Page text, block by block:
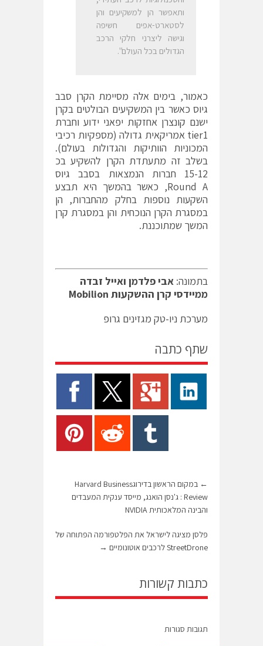
ותאפשר הן למשקיעים והן
לסטארט-אפים חשיפה
וגישה ליצרני חלקי הרכב
הגדולים בכל העולם".
כאמור, בימים אלה מסיימת הקרן סבב
גיוס כאשר בין המשקיעים הבולטים בקרן
ישנם קונצרן אחזקות יפאני ידוע וחברת
tier1 אמריקאית גדולה (מספקיות רכיבי
המכוניות הוותיקות והגדולות בעולם).
בשלב זה מתעתדת הקרן להשקיע בכ
15-12 חברות הנמצאות בסבב גיוס
Round A, כאשר בהמשך היא תבצע
השקעות נוספות בחלק מהחברות, הן
במסגרת הקרן הנוכחית והן במסגרת קרן
המשך שמתוכננת.
בתמונה: אבי פלדמן ואייל זבדה
ממיידסי קרן ההשקעות Mobilion
מערכת ניו-טק מגזינים גרופ
שתף כתבה
←
במקום הראשון בדירוגHarvard Business
Review : ג'נסן הואנג, מייסד ענקית המעבדים
והבינה המלאכותית NVIDIA
פלסן מציגה לישראל את הפלטפורמה הפתוחה של
StreetDrone לרכבים אוטונומיים
→
כתבות קשורות
תגובות סגורות